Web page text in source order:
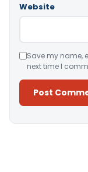
Website
Save my name,
next time I